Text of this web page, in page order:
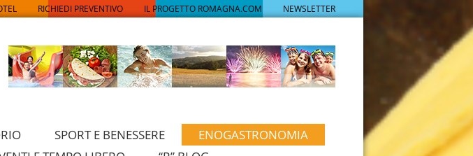
RICHIEDI PREVENTIVO IL PROGETTO ROMAGNA.COM NEWSLETTER
SPORT E BENESSERE
ENOGASTRONOMIA